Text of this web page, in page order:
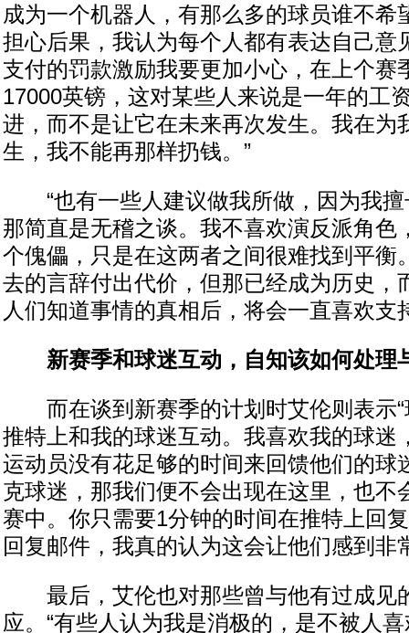
成为一个机器人，有那么多的球员谁不希
担心后果，我认为每个人都有表达自己意
支付的罚款激励我要更加小心，在上个赛
17000英镑，这对某些人来说是一年的工
进，而不是让它在未来再次发生。我在为
生，我不能再那样扔钱。”
“也有一些人建议做我所做，因为我擅
那简直是无稽之谈。我不喜欢演反派角色
个傀儡，只是在这两者之间很难找到平衡
去的言辞付出代价，但那已经成为历史，
人们知道事情的真相后，将会一直喜欢支
新赛季和球迷互动，自知该如何处理
而在谈到新赛季的计划时艾伦则表示“
推特上和我的球迷互动。我喜欢我的球迷
运动员没有花足够的时间来回馈他们的球
克球迷，那我们便不会出现在这里，也不
赛中。你只需要1分钟的时间在推特上回
回复邮件，我真的认为这会让他们感到非
最后，艾伦也对那些曾与他有过成见
应。“有些人认为我是消极的，是不被人